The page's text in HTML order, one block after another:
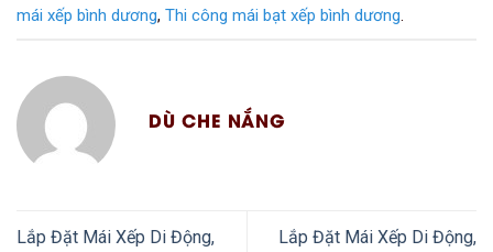
mái xếp bình dương, Thi công mái bạt xếp bình dương.
DÙ CHE NẮNG
Lắp Đặt Mái Xếp Di Động,
Lắp Đặt Mái Xếp Di Động,